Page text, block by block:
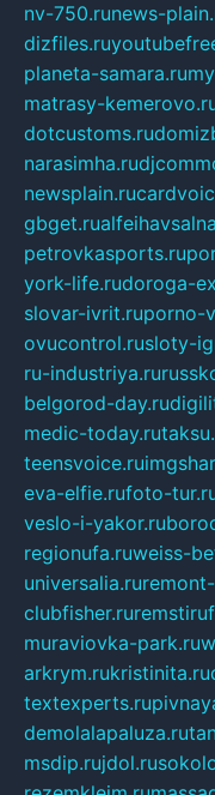
nv-750.runews-
dizfiles.ru
planeta-samara.ru
matrasy-
dotcustoms.ru
narasimha.ru
newsplain.ru
gbget.ru
petrovkasports.ru
york-life.rudoroga-
slovar-ivrit.ruporno-
ovucontrol.rusloty-
ru-industriya.ru
belgorod-day.ru
medic-today.ru
teensvoice.ru
eva-elfie.rufoto-
veslo-i-yakor.ru
regionufa.ruweiss-
universalia.ru
clubfisher.ru
muraviovka-park.ru
arkrym.rukristinita.ru
textexperts.ru
demolalapaluza.ru
msdip.rujdol.ru